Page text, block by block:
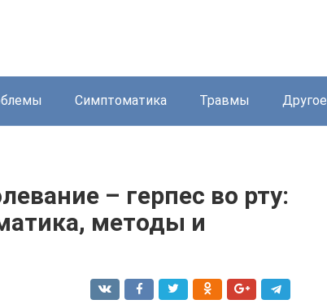
Симптоматика Травмы Другое
– герпес во рту:
методы и